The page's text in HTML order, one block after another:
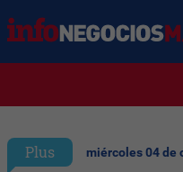
Plus miércoles 04 de